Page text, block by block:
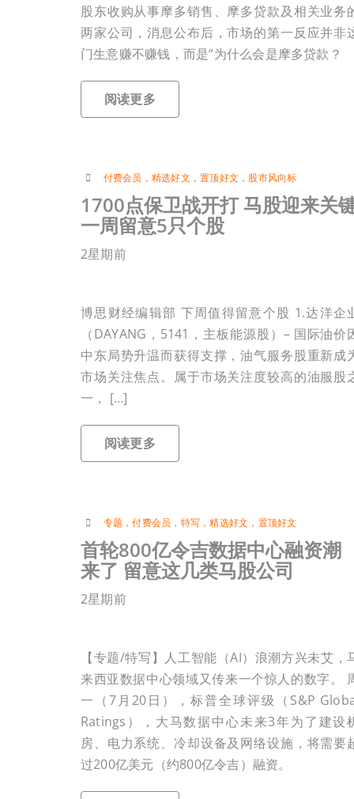
股东收购从事摩多销售、摩多贷款及相关业务
两家公司，消息公布后，市场的第一反应并非
门生意赚不赚钱，而是“为什么会是摩多贷款？
阅读更多
付费会员 ， 精选好文 ，置顶好文 ， 股市风向标
1700点保卫战开打 马股迎来关
一周留意5只个股
2星期前
博思财经编辑部 下周值得留意个股 1.达洋企
（DAYANG，5141，主板能源股）– 国际油价
中东局势升温而获得支撑，油气服务股重新成
市场关注焦点。属于市场关注度较高的油服股
一， […]
阅读更多
专题 ，付费会员 ， 特写 ，精选好文 ， 置顶好文
首轮800亿令吉数据中心融资潮
来了 留意这几类马股公司
2星期前
【专题/特写】人工智能（AI）浪潮方兴未艾，
来西亚数据中心领域又传来一个惊人的数字。
一（7月20日），标普全球评级（S&P
Ratings），大马数据中心未来3年为了建设
房、电力系统、冷却设备及网络设施，将需要
过200亿美元（约800亿令吉）融资。